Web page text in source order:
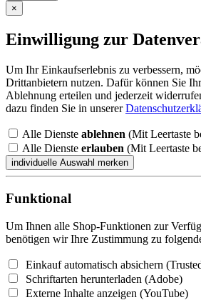
×
Einwilligung zur
Um Ihr Einkaufserlebnis zu verbessern,
Drittanbietern nutzen. Dafür können Sie
Ablehnung erteilen und jederzeit
dazu finden Sie in unserer
Alle Dienste ablehnen (Mit Leertaste
Alle Dienste erlauben (Mit Leertaste
Funktional
Um Ihnen alle Shop-Funktionen zur
benötigen wir Ihre Zustimmung zu
Einkauf automatisch absichern
Schriftarten herunterladen (Adobe)
Externe Inhalte anzeigen (YouTube)